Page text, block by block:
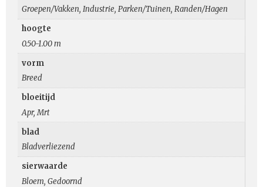
Groepen/Vakken, Industrie, Parken/Tuinen, Randen/Hagen
hoogte
0.50-1.00 m
vorm
Breed
bloeitijd
Apr, Mrt
blad
Bladverliezend
sierwaarde
Bloem, Gedoornd